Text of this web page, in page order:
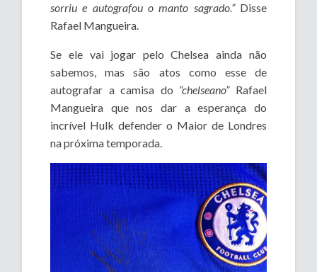
sorriu e autografou o manto sagrado.”Disse
Rafael Mangueira.
Se ele vai jogar pelo Chelsea ainda não
sabemos, mas são atos como esse de
autografar a camisa do “chelseano”Rafael
Mangueira que nos dar a esperança do
incrível Hulk defender o Maior de Londres
na próxima temporada.